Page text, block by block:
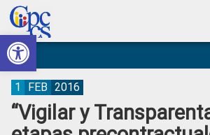
Abrir barra de herramientas
Skip
to
primary
navigation
Skip
to
main
content
Skip
to
primary
sidebar
Skip
to
footer
Consejo
de
Participación
Ciudadana
Construyendo
Poder
Ciudadano
“Vigilar y
1 FEB 2016